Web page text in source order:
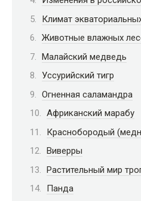
Климат
Животные влажных
Малайский медведь
Уссурийский тигр
Огненная саламандра
Африканский марабу
Краснобородый
Виверры
Растительный мир
Панда